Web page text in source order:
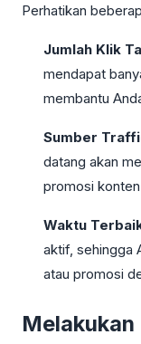
Perhatikan
Jumlah Klik
mendapat
membantu
Sumber
datang akan
promosi
Waktu
aktif, sehingga
atau promosi
Melakukan